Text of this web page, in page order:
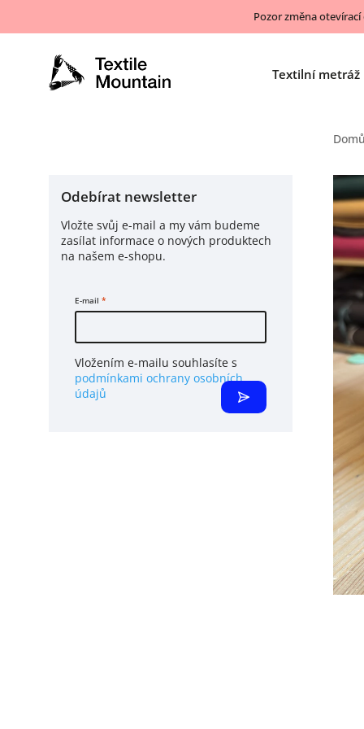
Pozor změna
Textilní metráž
Odebírat newsletter
Vložte svůj e-mail a my vám budeme
zasílat informace o nových produktech
na našem e-shopu.
E-mail
Vložením e-mailu souhlasíte s
podmínkami ochrany osobních
údajů